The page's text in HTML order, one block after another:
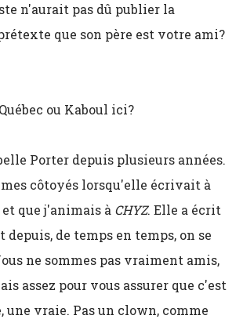
n'aurait pas dû publier la
que son père est votre ami?
ou Kaboul ici?
Porter depuis plusieurs années.
côtoyés lorsqu'elle écrivait à
et que j'animais à CHYZ. Elle a écrit
depuis, de temps en temps, on se
ne sommes pas vraiment amis,
assez pour vous assurer que c'est
une vraie. Pas un clown, comme